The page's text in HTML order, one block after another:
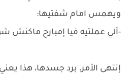
ويهمس امام شفتيها:
-ألي عملتيه فيا إمبارح ماكنش
إنتهى الأمر، برد جسدها، هذا